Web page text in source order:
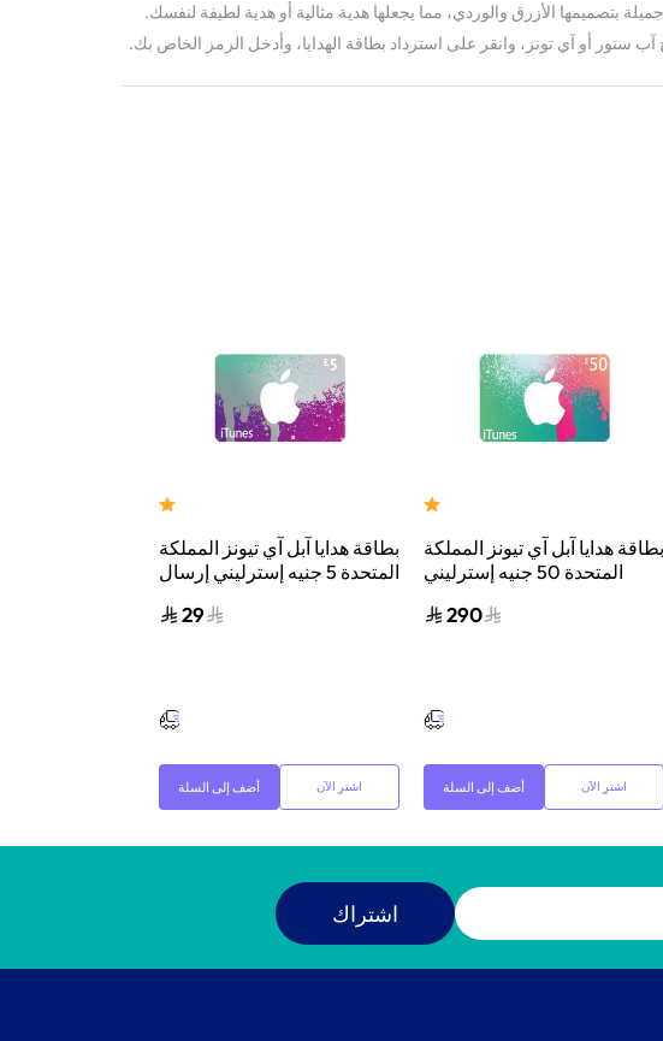
بتصميمها الأزرق والوردي، مما يجعلها هدية مثالية أو هدية لطيفة لنفسك.
آب ستور أو آي تونز، وانقر على استرداد بطاقة الهدايا، وأدخل الرمز الخاص بك.
بطاقة هدايا آبل آي تيونز المملكة
المتحدة 5 جنيه إسترليني إرسال
أرجواني/أخضر
29
أضف إلى السلة اشترِ الآن
بطاقة هدايا آبل آي تيونز المملكة
المتحدة 50 جنيه إسترليني
الإلكتروني أخضر/وردي
290
أضف إلى السلة اشترِ الآن
اشتراك